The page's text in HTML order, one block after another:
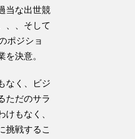
当な出世競
、、そして
ポジショ
決意。
なく、ビジ
ただのサラ
けもなく、
挑戦するこ